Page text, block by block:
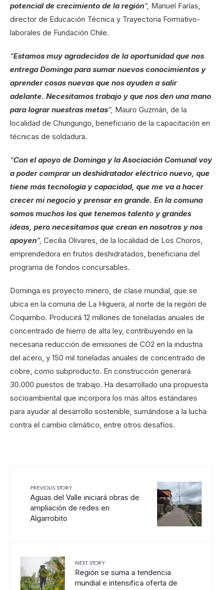
potencial de crecimiento de la región”, Manuel Farías,
director de Educación Técnica y Trayectoria Formativo-
laborales de Fundación Chile.
“Estamos muy agradecidos de la oportunidad que nos
entrega Dominga para sumar nuevos conocimientos y
aprender cosas nuevas que nos ayuden a salir
adelante. Necesitamos trabajo y que nos den una mano
para lograr nuestras metas”, Mauro Guzmán, de la
localidad de Chungungo, beneficiario de la capacitación en
técnicas de soldadura.
“Con el apoyo de Dominga y la Asociación Comunal voy
a poder comprar un deshidratador eléctrico nuevo, que
tiene más tecnología y capacidad, que me va a hacer
crecer mi negocio y prensar en grande. En la comuna
somos muchos los que tenemos talento y grandes
ideas, pero necesitamos que crean en nosotros y nos
apoyen”, Cecilia Olivares, de la localidad de Los Choros,
emprendedora en frutos deshidratados, beneficiaria del
programa de fondos concursables.
Dominga es proyecto minero, de clase mundial, que se
ubica en la comuna de La Higuera, al norte de la región de
Coquimbo. Producirá 12 millones de toneladas anuales de
concentrado de hierro de alta ley, contribuyendo en la
necesaria reducción de emisiones de CO2 en la industria
del acero, y 150 mil toneladas anuales de concentrado de
cobre, como subproducto. En construcción generará
30.000 puestos de trabajo. Ha desarrollado una propuesta
socioambiental que incorpora los más altos estándares
para ayudar al desarrollo sostenible, sumándose a la lucha
contra el cambio climático, entre otros desafíos.
PREVIOUS STORY
Aguas del Valle iniciará obras de
ampliación de redes en
Algarrobito
NEXT STORY
Región se suma a tendencia
mundial e intensifica oferta de